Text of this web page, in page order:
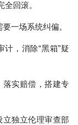
回滚。
一场系统纠偏。
，消除“黑箱”疑
落实赔偿，搭建专
独立伦理审查部